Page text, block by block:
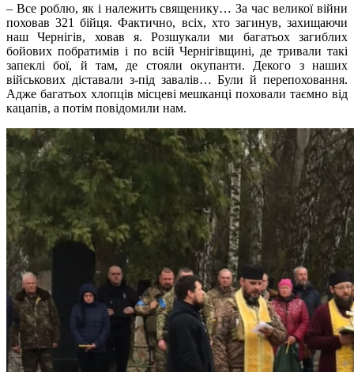
– Все роблю, як і належить священику… За час великої війни
поховав 321 бійця. Фактично, всіх, хто загинув, захищаючи
наш Чернігів, ховав я. Розшукали ми багатьох загиблих
бойових побратимів і по всій Чернігівщині, де тривали такі
запеклі бої, й там, де стояли окупанти. Декого з наших
військових діставали з-під завалів… Були й перепоховання.
Адже багатьох хлопців місцеві мешканці поховали таємно від
кацапів, а потім повідомили нам.